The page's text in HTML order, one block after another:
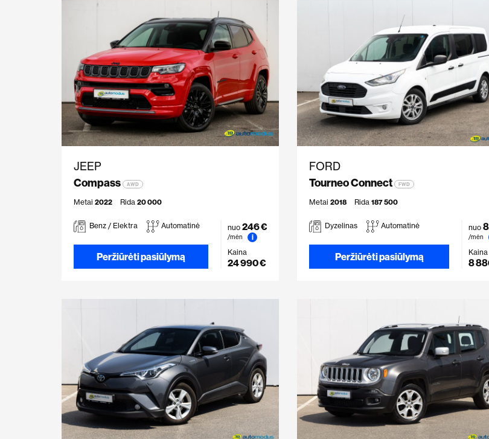
JEEP
Compass
AWD
Metai 2022 Rida 20 000
Benz / Elektra Automatinė
Peržiūrėti pasiūlymą
nuo 246 €
/mėn
i
Kaina
24 990 €
FORD
Tourneo Connect
FWD
Metai 2018 Rida 187 500
Dyzelinas Automatinė
Peržiūrėti pasiūlymą
nuo
/mėn
Kaina
8